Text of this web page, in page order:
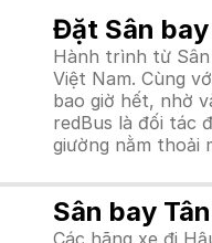
Đặt Sân
Hành trình từ Sân
Việt Nam. Cùng
bao giờ hết, nhờ
redBus là đối tác
giường nằm thoải
Sân bay
Các hãng xe đi